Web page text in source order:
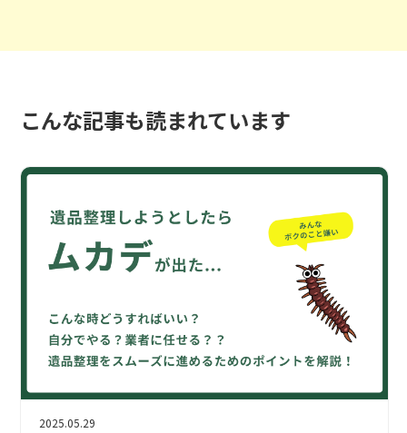
こんな記事も読まれています
2025.05.29